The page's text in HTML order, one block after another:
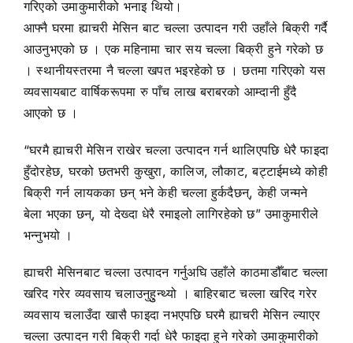
गरिएको उमाकुमारीको भनाइ थियो।
आफ्नै घरमा ह्याचरी मेसिन बाट चल्ला उत्पादन गरी उहाँले बिक्री गर्दै
आउनुभएको छ । एक महिनामा चार सय चल्ला बिक्री हुने गरेको छ
। स्थानीयस्तरमा नै चल्ला खपत भइरहेको छ । छतमा गरिएको यस
व्यवसायबाट वार्षिकरूपमा रु पाँच लाख बराबरको आम्दानी हुँदै
आएको छ ।
“घरमै ह्याचरी मेसिन राखेर चल्ला उत्पादन गर्न थालिएपछि धेरै फाइदा
हुँदोरहेछ, घरको छतभरी कुखुरा, कालिज, लौकाट, बट्टाईमध्ये कोही
बिक्री गर्न लायकका छन् भने केही चल्ला हुर्कदैछन्, केही जन्मने
बेला भएका छन्, यो देख्दा धेरै रमाइलो लागिरहेको छ” उमाकुमारीले
भन्नुभयो ।
ह्याचरी मेसिनबाट चल्ला उत्पादन गर्नुअघि उहाँले काठमाडौँबाट चल्ला
खरिद गरेर व्यवसाय चलाउनुहुुन्थ्यो । बाहिरबाट चल्ला खरिद गरेर
व्यवसाय चलाउँदा खासै फाइदा नभएपछि घरमै ह्याचरी मेसिन ल्याएर
चल्ला उत्पादन गरी बिक्री गर्दा धेरै फाइदा हुने गरेको उमाकुमारीको